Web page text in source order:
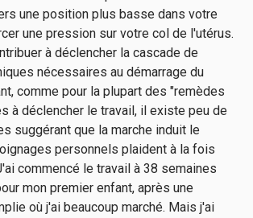
une position plus basse dans votre
une pression sur votre col de l'utérus.
à déclencher la cascade de
nécessaires au démarrage du
comme pour la plupart des "remèdes
à déclencher le travail, il existe peu de
suggérant que la marche induit le
personnels plaident à la fois
commencé le travail à 38 semaines
mon premier enfant, après une
où j'ai beaucoup marché. Mais j'ai